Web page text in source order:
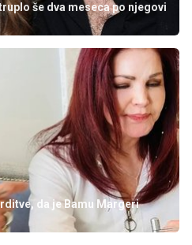
še dva meseca po njegovi
da je Bamu Margeri